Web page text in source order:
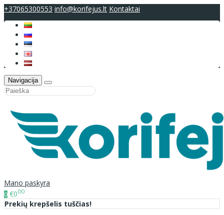
+37065300553 info@korifejus.lt Kontaktai
Navigacija
Mano paskyra
0 €000
Prekių krepšelis tuščias!